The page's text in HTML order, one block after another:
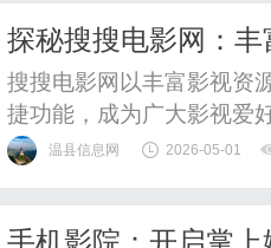
探秘搜搜电影网：
合
搜搜电影网以丰富影视资
捷功能，成为广大影视爱
温县信息网 2026-05-01
手机影院：开启掌